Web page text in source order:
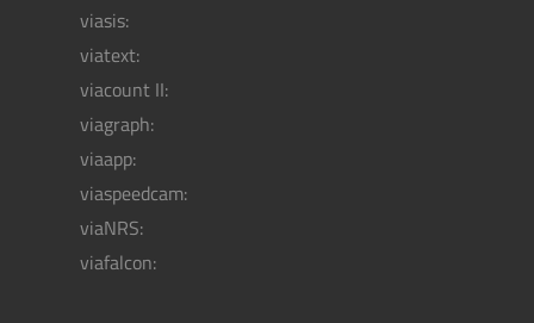
viasis:
viatext:
viacount II:
viagraph:
viaapp:
viaspeedcam:
viaNRS:
viafalcon: